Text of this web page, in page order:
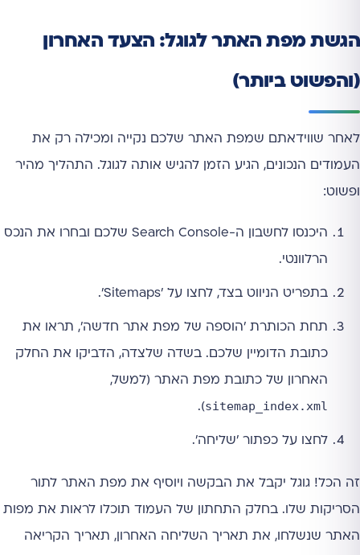
הגשת מפת האתר לגוגל: הצעד האחרון
(והפשוט ביותר)
לאחר שווידאתם שמפת האתר שלכם נקייה ומכילה רק את
העמודים הנכונים, הגיע הזמן להגיש אותה לגוגל. התהליך מהיר
ופשוט:
היכנסו לחשבון ה-Search Console שלכם ובחרו את הנכס
הרלוונטי.
בתפריט הניווט בצד, לחצו על 'Sitemaps'.
תחת הכותרת 'הוספה של מפת אתר חדשה', תראו את
כתובת הדומיין שלכם. בשדה שלצדה, הדביקו את החלק
האחרון של כתובת מפת האתר (למשל,
sitemap_index.xml
).
לחצו על כפתור 'שליחה'.
זה הכל! גוגל יקבל את הבקשה ויוסיף את מפת האתר לתור
הסריקות שלו. בחלק התחתון של העמוד תוכלו לראות את מפות
האתר שנשלחו, את תאריך השליחה האחרון, תאריך הקריאה